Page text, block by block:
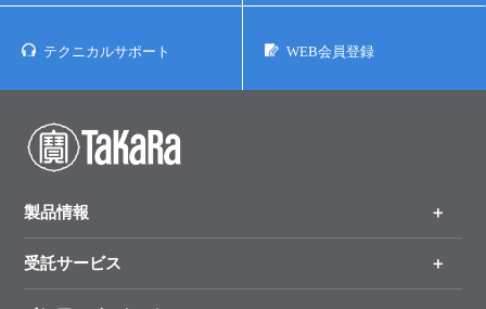
テクニカルサポート WEB会員登録
製品情報
製品一覧
受託サービス